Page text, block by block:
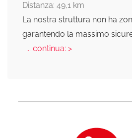
Distanza: 49,1 km
La nostra struttura non ha
garantendo la massimo
... continua: >